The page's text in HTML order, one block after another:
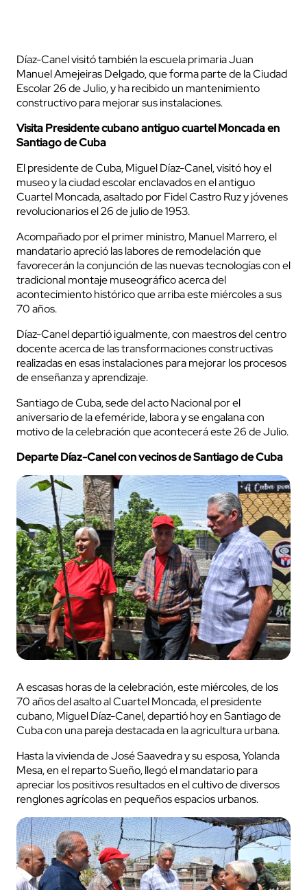
Díaz-Canel visitó también la escuela primaria Juan
Manuel Amejeiras Delgado, que forma parte de la Ciudad
Escolar 26 de Julio, y ha recibido un mantenimiento
constructivo para mejorar sus instalaciones.
Visita Presidente cubano antiguo cuartel Moncada en
Santiago de Cuba
El presidente de Cuba, Miguel Díaz-Canel, visitó hoy el
museo y la ciudad escolar enclavados en el antiguo
Cuartel Moncada, asaltado por Fidel Castro Ruz y jóvenes
revolucionarios el 26 de julio de 1953.
Acompañado por el primer ministro, Manuel Marrero, el
mandatario apreció las labores de remodelación que
favorecerán la conjunción de las nuevas tecnologías con el
tradicional montaje museográfico acerca del
acontecimiento histórico que arriba este miércoles a sus
70 años.
Díaz-Canel departió igualmente, con maestros del centro
docente acerca de las transformaciones constructivas
realizadas en esas instalaciones para mejorar los procesos
de enseñanza y aprendizaje.
Santiago de Cuba, sede del acto Nacional por el
aniversario de la efeméride, labora y se engalana con
motivo de la celebración que acontecerá este 26 de Julio.
Departe Díaz-Canel con vecinos de Santiago de Cuba
A escasas horas de la celebración, este miércoles, de los
70 años del asalto al Cuartel Moncada, el presidente
cubano, Miguel Díaz-Canel, departió hoy en Santiago de
Cuba con una pareja destacada en la agricultura urbana.
Hasta la vivienda de José Saavedra y su esposa, Yolanda
Mesa, en el reparto Sueño, llegó el mandatario para
apreciar los positivos resultados en el cultivo de diversos
renglones agrícolas en pequeños espacios urbanos.